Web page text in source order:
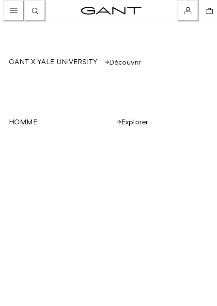
GANT X YALE UNIVERSITY Découvrir
HOMME Explorer